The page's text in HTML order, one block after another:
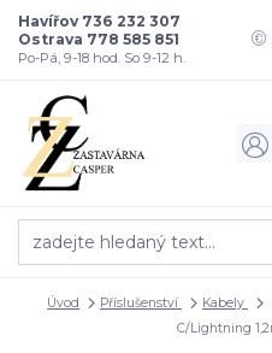
Havířov 736 232 307
Ostrava 778 585 851
Po-Pá, 9-18 hod. So 9-12 h.
Úvod Příslušenství Kabely
C/Lightning